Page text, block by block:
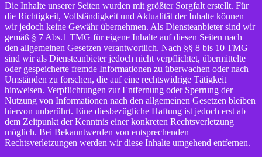
Die Inhalte unserer Seiten wurden mit größter Sorgfalt erstellt. Für
die Richtigkeit, Vollständigkeit und Aktualität der Inhalte können
wir jedoch keine Gewähr übernehmen. Als Diensteanbieter sind wir
gemäß § 7 Abs.1 TMG für eigene Inhalte auf diesen Seiten nach
den allgemeinen Gesetzen verantwortlich. Nach §§ 8 bis 10 TMG
sind wir als Diensteanbieter jedoch nicht verpflichtet, übermittelte
oder gespeicherte fremde Informationen zu überwachen oder nach
Umständen zu forschen, die auf eine rechtswidrige Tätigkeit
hinweisen. Verpflichtungen zur Entfernung oder Sperrung der
Nutzung von Informationen nach den allgemeinen Gesetzen bleiben
hiervon unberührt. Eine diesbezügliche Haftung ist jedoch erst ab
dem Zeitpunkt der Kenntnis einer konkreten Rechtsverletzung
möglich. Bei Bekanntwerden von entsprechenden
Rechtsverletzungen werden wir diese Inhalte umgehend entfernen.